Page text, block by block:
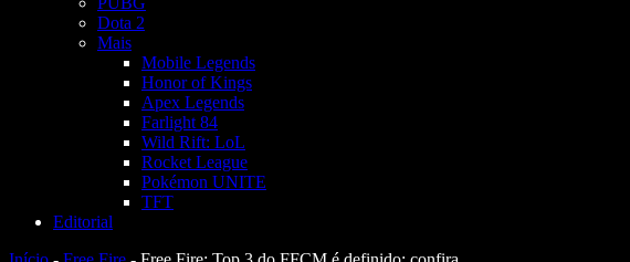
Dota 2
Mais
Mobile Legends
Honor of Kings
Apex Legends
Farlight 84
Wild Rift: LoL
Rocket League
Pokémon UNITE
TFT
Editorial